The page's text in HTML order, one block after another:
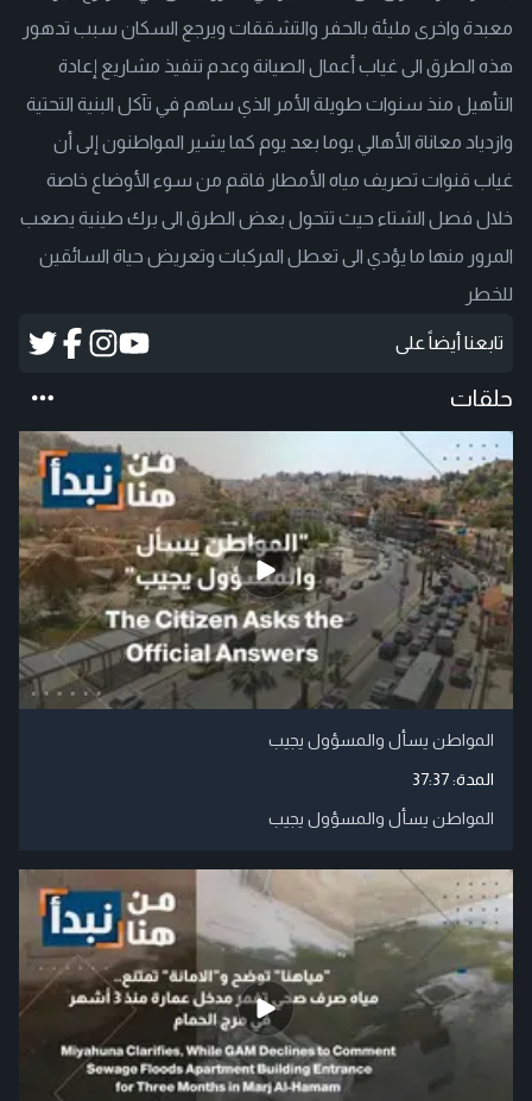
معبدة واخرى مليئة بالحفر والتشققات ويرجع السكان سبب تدهور
هذه الطرق الى غياب أعمال الصيانة وعدم تنفيذ مشاريع إعادة
التأهيل منذ سنوات طويلة الأمر الذي ساهم في تآكل البنية التحتية
وازدياد معاناة الأهالي يوما بعد يوم كما يشير المواطنون إلى أن
غياب قنوات تصريف مياه الأمطار فاقم من سوء الأوضاع خاصة
خلال فصل الشتاء حيث تتحول بعض الطرق الى برك طينية يصعب
المرور منها ما يؤدي الى تعطل المركبات وتعريض حياة السائقين
للخطر
تابعنا أيضاً على
حلقات
المواطن يسأل والمسؤول يجيب
المدة:37:37
المواطن يسأل والمسؤول يجيب